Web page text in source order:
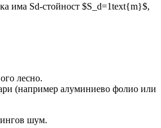
има Sd-стойност $S_d=1text{m}$,
лесно.
(например алуминиево фолио или
шум.